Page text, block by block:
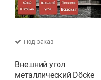
Под заказ
Внешний угол
металлический Döcke